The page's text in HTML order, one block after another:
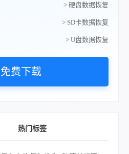
> 硬盘数据恢复
> SD卡数据恢复
> U盘数据恢复
免费下载
热门标签